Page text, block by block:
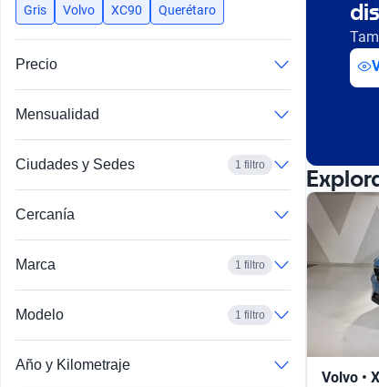
Busca por año
Gris Volvo XC90 Querétaro
Precio
Mensualidad
Ciudades y Sedes 1 filtro
Cercanía
Marca 1 filtro
Modelo 1 filtro
Año y Kilometraje
Volvo •